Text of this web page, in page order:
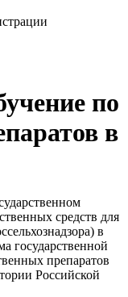
по
в
средств для
в
государственной
препаратов
Российской